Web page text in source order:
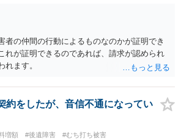
者の仲間の行動によるものなのかが証明でき
れが証明できるのであれば、請求が認められ
れます。
約をしたが、音信不通になってい
増額 #後遺障害 #むち打ち被害